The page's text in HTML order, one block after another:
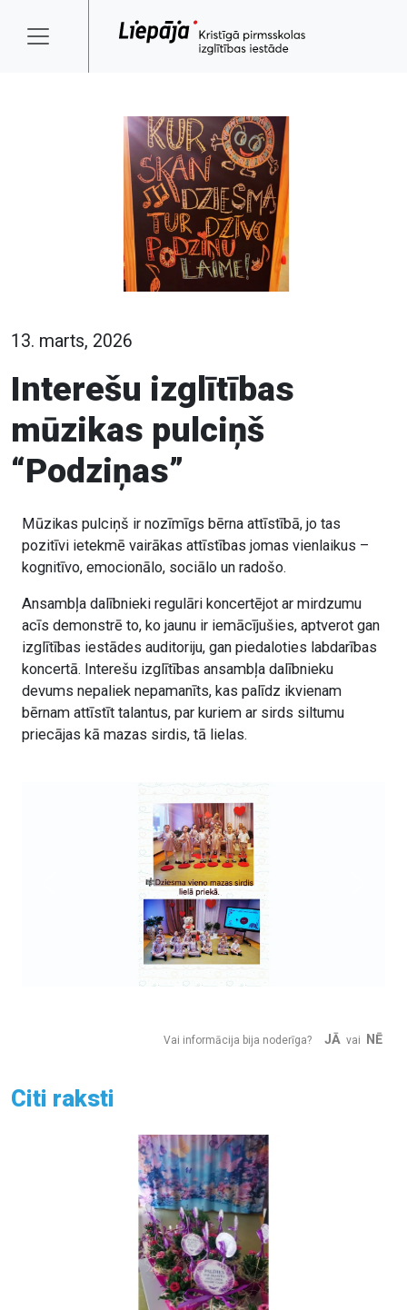
13. marts, 2026
Interešu izglītības
mūzikas pulciņš
“Podziņas”
Mūzikas pulciņš ir nozīmīgs bērna attīstībā, jo tas
pozitīvi ietekmē vairākas attīstības jomas vienlaikus –
kognitīvo, emocionālo, sociālo un radošo.
Ansambļa dalībnieki regulāri koncertējot ar mirdzumu
acīs demonstrē to, ko jaunu ir iemācījušies, aptverot gan
izglītības iestādes auditoriju, gan piedaloties labdarības
koncertā. Interešu izglītības ansambļa dalībnieku
devums nepaliek nepamanīts, kas palīdz ikvienam
bērnam attīstīt talantus, par kuriem ar sirds siltumu
priecājas kā mazas sirdis, tā lielas.
Vai informācija bija noderīga? JĀ vai NĒ
Citi raksti